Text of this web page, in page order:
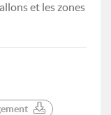
et les zones